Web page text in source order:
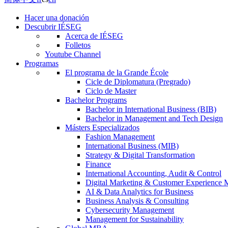
Hacer una donación
Descubrir IÉSEG
Acerca de IÉSEG
Folletos
Youtube Channel
Programas
El programa de la Grande École
Cicle de Diplomatura (Pregrado)
Ciclo de Master
Bachelor Programs
Bachelor in International Business (BIB)
Bachelor in Management and Tech Design
Másters Especializados
Fashion Management
International Business (MIB)
Strategy & Digital Transformation
Finance
International Accounting, Audit & Control
Digital Marketing & Customer Experience
AI & Data Analytics for Business
Business Analysis & Consulting
Cybersecurity Management
Management for Sustainability